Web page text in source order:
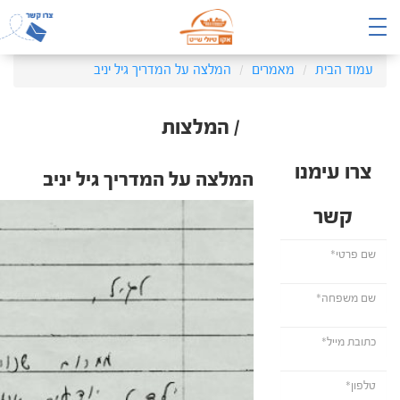
עמוד הבית מאמרים המלצה על המדריך גיל יניב
/ המלצות
צרו עימנו
קשר
המלצה על המדריך גיל יניב